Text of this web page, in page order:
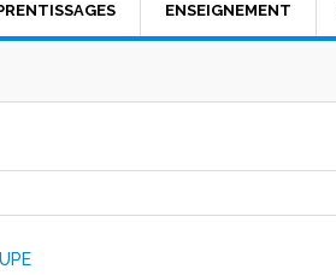
ENSEIGNEMENT